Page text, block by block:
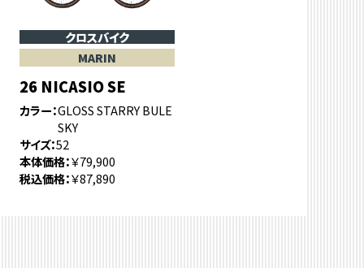
クロスバイク
MARIN
26 NICASIO SE
カラー GLOSS STARRY BULE
SKY
サイズ 52
本体価格 ￥79,900
税込価格 ￥87,890